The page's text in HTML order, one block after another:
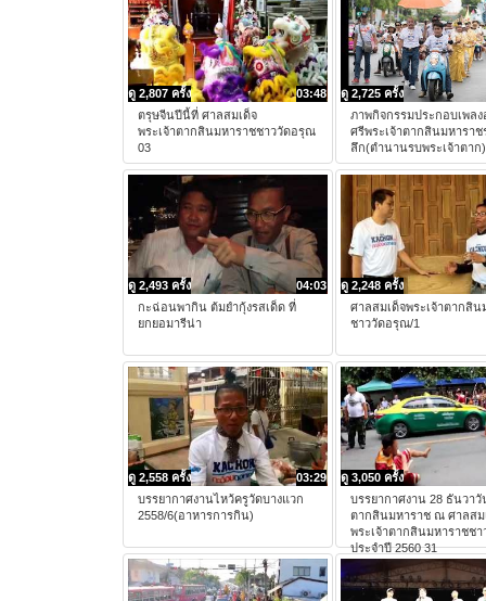
03:48
ดู 2,807 ครั้ง
ตรุษจีนปีนี้ที่ ศาลสมเด็จ
พระเจ้าตากสินมหาราชชาววัดอรุณ
03
ดู 2,725 ครั้ง
ภาพกิจกรรมประกอบเพลง
ศรีพระเจ้าตากสินมหาราช
ลึก(ตำนานรบพระเจ้าตาก)
04:03
ดู 2,493 ครั้ง
กะฉ่อนพากิน ต้มยำกุ้งรสเด็ด ที่
ยกยอมารีน่า
ดู 2,248 ครั้ง
ศาลสมเด็จพระเจ้าตากสิน
ชาววัดอรุณ/1
03:29
ดู 2,558 ครั้ง
บรรยากาศงานไหว้ครูวัดบางแวก
2558/6(อาหารการกิน)
ดู 3,050 ครั้ง
บรรยากาศงาน 28 ธันวาวั
ตากสินมหาราช ณ ศาลสม
พระเจ้าตากสินมหาราชช
ประจำปี 2560 31